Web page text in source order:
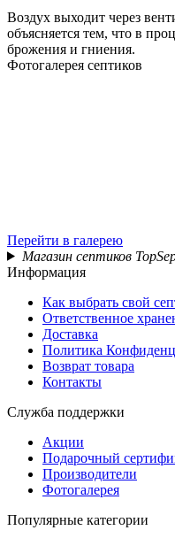
Воздух выходит через
объясняется тем, что в
брожения и гниения.
Фотогалерея септиков
Перейти в галерею
Магазин септиков
Информация
Как выбрать свой
Ответственное
Доставка
Политика
Возврат товара
Контакты
Служба поддержки
Акции
Подарочный
Производители
Фотогалерея
Популярные категории